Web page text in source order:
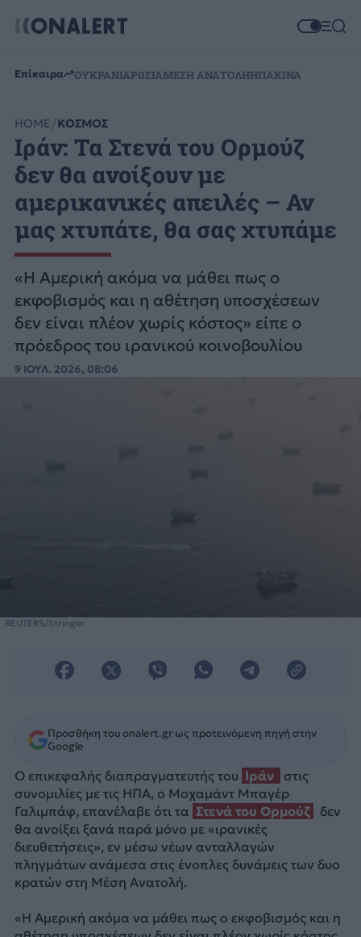
Επίκαιρα ΟΥΚΡΑΝΙΑΡΩΣΙΑΜΕΣΗ ΑΝΑΤΟΛΗΗΠΑΚΙΝΑ
HOME ΚΟΣΜΟΣ
Ιράν: Τα Στενά του Ορμούζ
δεν θα ανοίξουν με
αμερικανικές απειλές – Αν
μας χτυπάτε, θα σας χτυπάμε
«Η Αμερική ακόμα να μάθει πως ο
εκφοβισμός και η αθέτηση υποσχέσεων
δεν είναι πλέον χωρίς κόστος» είπε ο
πρόεδρος του ιρανικού κοινοβουλίου
9 ΙΟΥΛ. 2026, 08:06
REUTERS/Stringer
Προσθήκη του onalert.gr ως προτεινόμενη πηγή στην
Google
Ο επικεφαλής διαπραγματευτής του Ιράν στις
συνομιλίες με τις ΗΠΑ, ο Μοχαμάντ Μπαγέρ
Γαλιμπάφ, επανέλαβε ότι τα Στενά του Ορμούζ
δεν
θα ανοίξει ξανά παρά μόνο με «ιρανικές
διευθετήσεις», εν μέσω νέων ανταλλαγών
πληγμάτων ανάμεσα στις ένοπλες δυνάμεις των δυο
κρατών στη Μέση Ανατολή.
«Η Αμερική ακόμα να μάθει πως ο εκφοβισμός και η